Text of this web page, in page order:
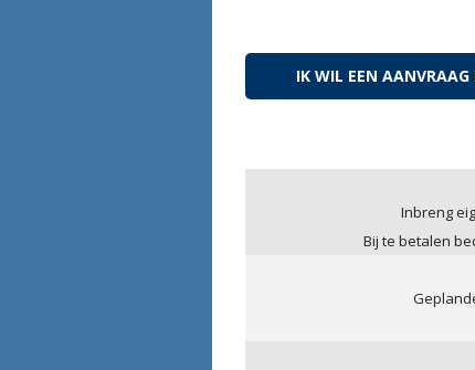
IK WIL EEN AANVRAAG
Inbreng
Bij te betalen